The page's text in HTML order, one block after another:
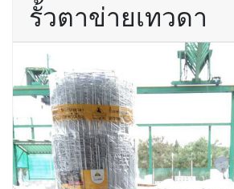
รั้วตาข่ายเทวดา